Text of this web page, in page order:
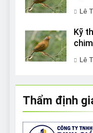
Lê
Kỹ
Lê
Thẩm định